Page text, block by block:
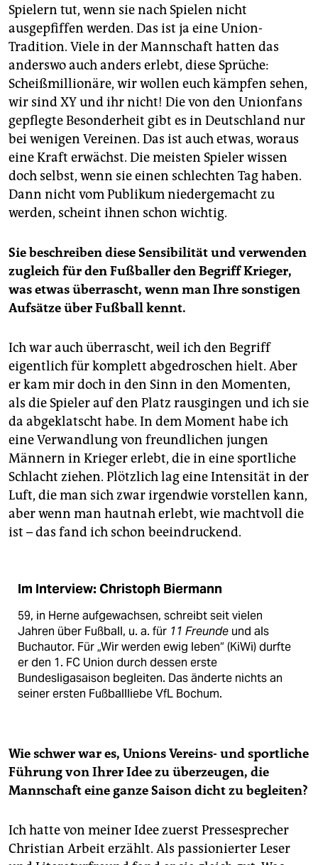
Spielern tut, wenn sie nach Spielen nicht
ausgepfiffen werden. Das ist ja eine Union-
Tradition. Viele in der Mannschaft hatten das
anderswo auch anders erlebt, diese Sprüche:
Scheißmillionäre, wir wollen euch kämpfen sehen,
wir sind XY und ihr nicht! Die von den Unionfans
gepflegte Besonderheit gibt es in Deutschland nur
bei wenigen Vereinen. Das ist auch etwas, woraus
eine Kraft erwächst. Die meisten Spieler wissen
doch selbst, wenn sie einen schlechten Tag haben.
Dann nicht vom Publikum niedergemacht zu
werden, scheint ihnen schon wichtig.
Sie beschreiben diese Sensibilität und verwenden
zugleich für den Fußballer den Begriff Krieger,
was etwas überrascht, wenn man Ihre sonstigen
Aufsätze über Fußball kennt.
Ich war auch überrascht, weil ich den Begriff
eigentlich für komplett abgedroschen hielt. Aber
er kam mir doch in den Sinn in den Momenten,
als die Spieler auf den Platz rausgingen und ich sie
da abgeklatscht habe. In dem Moment habe ich
eine Verwandlung von freundlichen jungen
Männern in Krieger erlebt, die in eine sportliche
Schlacht ziehen. Plötzlich lag eine Intensität in der
Luft, die man sich zwar irgendwie vorstellen kann,
aber wenn man hautnah erlebt, wie machtvoll die
ist – das fand ich schon beeindruckend.
Im Interview: Christoph Biermann
59, in Herne aufgewachsen, schreibt seit vielen
Jahren über Fußball, u. a. für 11 Freunde und als
Buchautor. Für „Wir werden ewig leben“ (KiWi) durfte
er den 1. FC Union durch dessen erste
Bundesligasaison begleiten. Das änderte nichts an
seiner ersten Fußballliebe VfL Bochum.
Wie schwer war es, Unions Vereins- und sportliche
Führung von Ihrer Idee zu überzeugen, die
Mannschaft eine ganze Saison dicht zu begleiten?
Ich hatte von meiner Idee zuerst Pressesprecher
Christian Arbeit erzählt. Als passionierter Leser